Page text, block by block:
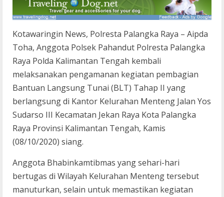
Kotawaringin News, Polresta Palangka Raya – Aipda
Toha, Anggota Polsek Pahandut Polresta Palangka
Raya Polda Kalimantan Tengah kembali
melaksanakan pengamanan kegiatan pembagian
Bantuan Langsung Tunai (BLT) Tahap II yang
berlangsung di Kantor Kelurahan Menteng Jalan Yos
Sudarso III Kecamatan Jekan Raya Kota Palangka
Raya Provinsi Kalimantan Tengah, Kamis
(08/10/2020) siang.
Anggota Bhabinkamtibmas yang sehari-hari
bertugas di Wilayah Kelurahan Menteng tersebut
manuturkan, selain untuk memastikan kegiatan